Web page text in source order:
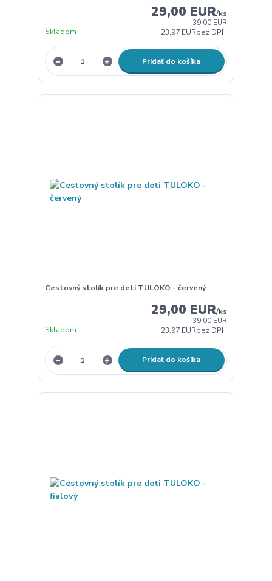
39,00 EUR
29,00 EUR/ks
23,97 EURbez DPH
Skladom
Pridať do košíka
Cestovný stolík pre deti TULOKO - červený
39,00 EUR
29,00 EUR/ks
23,97 EURbez DPH
Skladom
Pridať do košíka